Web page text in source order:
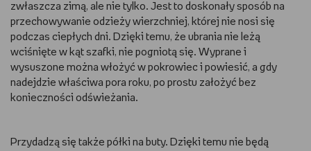
zwłaszcza zimą, ale nie tylko. Jest to doskonały sposób na
przechowywanie odzieży wierzchniej, której nie nosi się
podczas ciepłych dni. Dzięki temu, że ubrania nie leżą
wciśnięte w kąt szafki, nie pogniotą się. Wyprane i
wysuszone można włożyć w pokrowiec i powiesić, a gdy
nadejdzie właściwa pora roku, po prostu założyć bez
konieczności odświeżania.
Przydadzą się także półki na buty. Dzięki temu nie będą